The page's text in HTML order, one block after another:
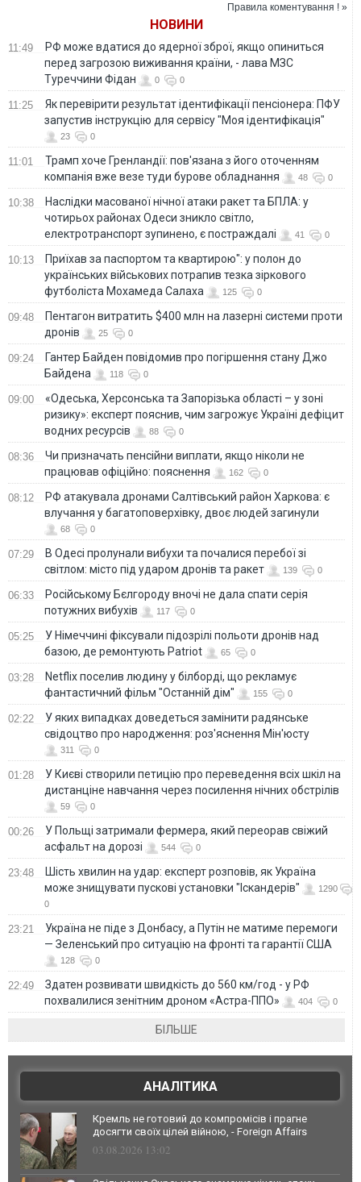
Правила коментування ! »
НОВИНИ
11:49
РФ може вдатися до ядерної зброї, якщо опиниться
перед загрозою виживання країни, - лава МЗС
Туреччини Фідан
0 0
11:25
Як перевірити результат ідентифікації пенсіонера: ПФУ
запустив інструкцію для сервісу "Моя ідентифікація"
23 0
11:01
Трамп хоче Гренландії: пов'язана з його оточенням
компанія вже везе туди бурове обладнання
48 0
10:38
Наслідки масованої нічної атаки ракет та БПЛА: у
чотирьох районах Одеси зникло світло,
електротранспорт зупинено, є постраждалі
41 0
10:13
Приїхав за паспортом та квартирою": у полон до
українських військових потрапив тезка зіркового
футболіста Мохамеда Салаха
125 0
09:48
Пентагон витратить $400 млн на лазерні системи проти
дронів
25 0
09:24
Гантер Байден повідомив про погіршення стану Джо
Байдена
118 0
09:00
«Одеська, Херсонська та Запорізька області – у зоні
ризику»: експерт пояснив, чим загрожує Україні дефіцит
водних ресурсів
88 0
08:36
Чи призначать пенсійни виплати, якщо ніколи не
працював офіційно: пояснення
162 0
08:12
РФ атакувала дронами Салтівський район Харкова: є
влучання у багатоповерхівку, двоє людей загинули
68 0
07:29
В Одесі пролунали вибухи та почалися перебої зі
світлом: місто під ударом дронів та ракет
139 0
06:33
Російському Бєлгороду вночі не дала спати серія
потужних вибухів
117 0
05:25
У Німеччині фіксували підозрілі польоти дронів над
базою, де ремонтують Patriot
65 0
03:28
Netflix поселив людину у білборді, що рекламує
фантастичний фільм "Останній дім"
155 0
02:22
У яких випадках доведеться замінити радянське
свідоцтво про народження: роз'яснення Мін'юсту
311 0
01:28
У Києві створили петицію про переведення всіх шкіл на
дистанціне навчання через посилення нічних обстрілів
59 0
00:26
У Польщі затримали фермера, який переорав свіжий
асфальт на дорозі
544 0
23:48
Шість хвилин на удар: експерт розповів, як Україна
може знищувати пускові установки "Іскандерів"
1290
0
23:21
Україна не піде з Донбасу, а Путін не матиме перемоги
— Зеленський про ситуацію на фронті та гарантії США
128 0
22:49
Здатен розвивати швидкість до 560 км/год - у РФ
похвалилися зенітним дроном «Астра-ППО»
404 0
БІЛЬШЕ
АНАЛІТИКА
Кремль не готовий до компромісів і прагне
досягти своїх цілей війною, - Foreign Affairs
03.08.2026 13:02